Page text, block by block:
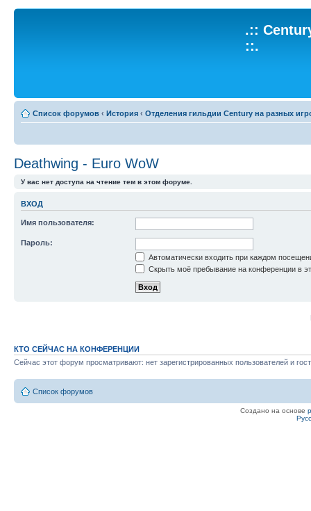
.::
::.
Список форумов ‹ История ‹ Отделения гильдии Century на разных
Deathwing - Euro WoW
У вас нет доступа на чтение тем в этом форуме.
ВХОД
Имя пользователя:
Пароль:
Автоматически входить при каждом
Скрыть моё пребывание на конференции в
КТО СЕЙЧАС НА КОНФЕРЕНЦИИ
Сейчас этот форум просматривают: нет зарегистрированных пользователей и
Список форумов
Создано на основе